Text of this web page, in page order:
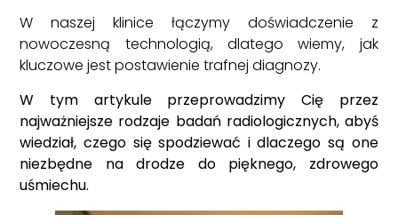
W naszej klinice łączymy doświadczenie z
nowoczesną technologią, dlatego wiemy, jak
kluczowe jest postawienie trafnej diagnozy.
W tym artykule przeprowadzimy Cię przez
najważniejsze rodzaje badań radiologicznych, abyś
wiedział, czego się spodziewać i dlaczego są one
niezbędne na drodze do pięknego, zdrowego
uśmiechu.